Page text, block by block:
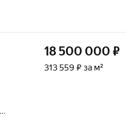
18 500 000 ₽
313 559 ₽ за м²